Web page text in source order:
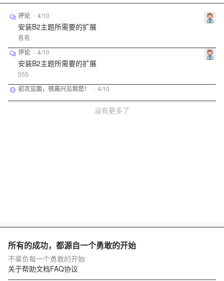
评论 • 4/10
安装B2主题所需要的扩展
看看
评论 • 4/10
安装B2主题所需要的扩展
555
初次见面，很高兴见到您！ • 4/10
没有更多了
所有的成功，都源自一个勇敢的开始
不辜负每一个勇敢的开始
关于帮助文档FAQ协议